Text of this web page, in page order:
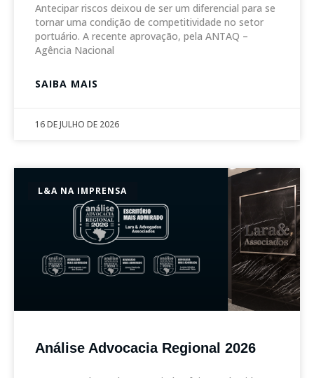
Antecipar riscos deixou de ser um diferencial para se
tornar uma condição de competitividade no setor
portuário. A recente aprovação, pela ANTAQ –
Agência Nacional
SAIBA MAIS
16 DE JULHO DE 2026
L&A NA IMPRENSA
Análise Advocacia Regional 2026